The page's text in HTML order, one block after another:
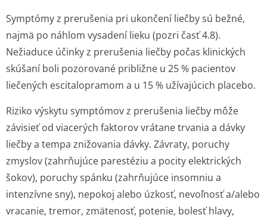
Symptómy z prerušenia pri ukončení liečby sú bežné,
najmä po náhlom vysadení lieku (pozri časť 4.8).
Nežiaduce účinky z prerušenia liečby počas klinických
skúšaní boli pozorované približne u 25 % pacientov
liečených escitalopramom a u 15 % užívajúcich placebo.
Riziko výskytu symptómov z prerušenia liečby môže
závisieť od viacerých faktorov vrátane trvania a dávky
liečby a tempa znižovania dávky. Závraty, poruchy
zmyslov (zahrňujúce parestéziu a pocity elektrických
šokov), poruchy spánku (zahrňujúce insomniu a
intenzívne sny), nepokoj alebo úzkosť, nevoľnosť a/alebo
vracanie, tremor, zmätenosť, potenie, bolesť hlavy,